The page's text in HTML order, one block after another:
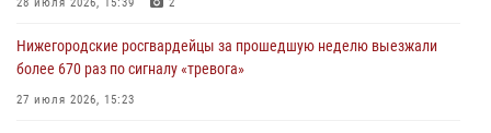
Нижегородские росгвардейцы за прошедшую неделю выезжали
более 670 раз по сигналу «тревога»
27 июля 2026, 15:23